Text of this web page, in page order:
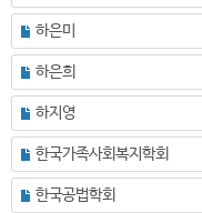
하은미
하은희
하지영
한국가족사회복지학회
한국공법학회